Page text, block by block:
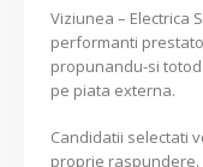
Viziunea – Electrica
performanti
propunandu-si
pe piata externa.
Candidatii selectati
proprie raspundere.